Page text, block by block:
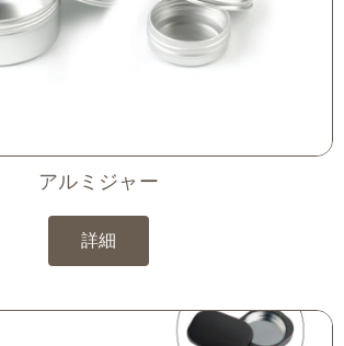
アルミジャー
詳細